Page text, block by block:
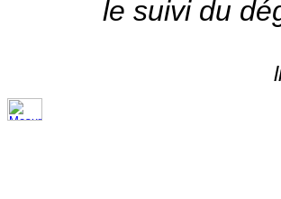
le suivi du